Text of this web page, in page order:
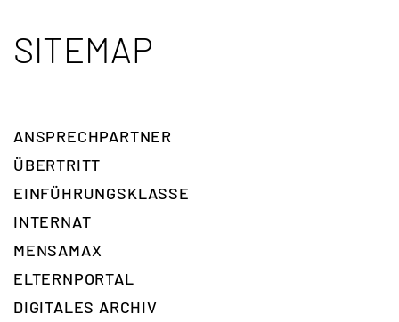
SITEMAP
ANSPRECH­PARTNER
ÜBERTRITT
EINFÜHRUNGSKLASSE
INTERNAT
MENSAMAX
ELTERNPORTAL
DIGITALES ARCHIV